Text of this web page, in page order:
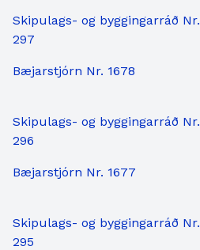
Skipulags- og byggingarráð Nr.
297
Bæjarstjórn Nr. 1678
Skipulags- og byggingarráð Nr.
296
Bæjarstjórn Nr. 1677
Skipulags- og byggingarráð Nr.
295